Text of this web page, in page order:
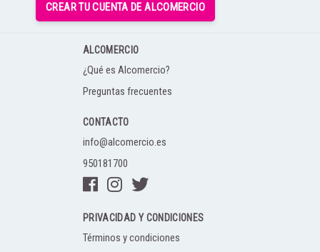
CREAR TU CUENTA DE ALCOMERCIO
ALCOMERCIO
¿Qué es Alcomercio?
Preguntas frecuentes
CONTACTO
info@alcomercio.es
950181700
PRIVACIDAD Y CONDICIONES
Términos y condiciones